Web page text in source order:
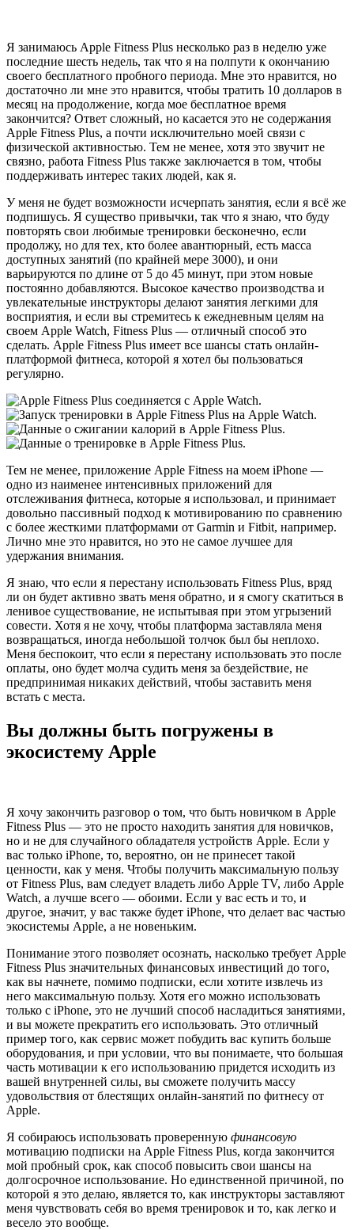
Я занимаюсь Apple Fitness Plus несколько раз в неделю уже
последние шесть недель, так что я на полпути к окончанию
своего бесплатного пробного периода. Мне это нравится, но
достаточно ли мне это нравится, чтобы тратить 10 долларов в
месяц на продолжение, когда мое бесплатное время
закончится? Ответ сложный, но касается это не содержания
Apple Fitness Plus, а почти исключительно моей связи с
физической активностью. Тем не менее, хотя это звучит не
связно, работа Fitness Plus также заключается в том, чтобы
поддерживать интерес таких людей, как я.
У меня не будет возможности исчерпать занятия, если я всё же
подпишусь. Я существо привычки, так что я знаю, что буду
повторять свои любимые тренировки бесконечно, если
продолжу, но для тех, кто более авантюрный, есть масса
доступных занятий (по крайней мере 3000), и они
варьируются по длине от 5 до 45 минут, при этом новые
постоянно добавляются. Высокое качество производства и
увлекательные инструкторы делают занятия легкими для
восприятия, и если вы стремитесь к ежедневным целям на
своем Apple Watch, Fitness Plus — отличный способ это
сделать. Apple Fitness Plus имеет все шансы стать онлайн-
платформой фитнеса, которой я хотел бы пользоваться
регулярно.
Тем не менее, приложение Apple Fitness на моем iPhone —
одно из наименее интенсивных приложений для
отслеживания фитнеса, которые я использовал, и принимает
довольно пассивный подход к мотивированию по сравнению
с более жесткими платформами от Garmin и Fitbit, например.
Лично мне это нравится, но это не самое лучшее для
удержания внимания.
Я знаю, что если я перестану использовать Fitness Plus, вряд
ли он будет активно звать меня обратно, и я смогу скатиться в
ленивое существование, не испытывая при этом угрызений
совести. Хотя я не хочу, чтобы платформа заставляла меня
возвращаться, иногда небольшой толчок был бы неплохо.
Меня беспокоит, что если я перестану использовать это после
оплаты, оно будет молча судить меня за бездействие, не
предпринимая никаких действий, чтобы заставить меня
встать с места.
Вы должны быть погружены в
экосистему Apple
Я хочу закончить разговор о том, что быть новичком в Apple
Fitness Plus — это не просто находить занятия для новичков,
но и не для случайного обладателя устройств Apple. Если у
вас только iPhone, то, вероятно, он не принесет такой
ценности, как у меня. Чтобы получить максимальную пользу
от Fitness Plus, вам следует владеть либо Apple TV, либо Apple
Watch, а лучше всего — обоими. Если у вас есть и то, и
другое, значит, у вас также будет iPhone, что делает вас частью
экосистемы Apple, а не новеньким.
Понимание этого позволяет осознать, насколько требует Apple
Fitness Plus значительных финансовых инвестиций до того,
как вы начнете, помимо подписки, если хотите извлечь из
него максимальную пользу. Хотя его можно использовать
только с iPhone, это не лучший способ насладиться занятиями,
и вы можете прекратить его использовать. Это отличный
пример того, как сервис может побудить вас купить больше
оборудования, и при условии, что вы понимаете, что большая
часть мотивации к его использованию придется исходить из
вашей внутренней силы, вы сможете получить массу
удовольствия от блестящих онлайн-занятий по фитнесу от
Apple.
Я собираюсь использовать проверенную финансовую
мотивацию подписки на Apple Fitness Plus, когда закончится
мой пробный срок, как способ повысить свои шансы на
долгосрочное использование. Но единственной причиной, по
которой я это делаю, является то, как инструкторы заставляют
меня чувствовать себя во время тренировок и то, как легко и
весело это вообще.